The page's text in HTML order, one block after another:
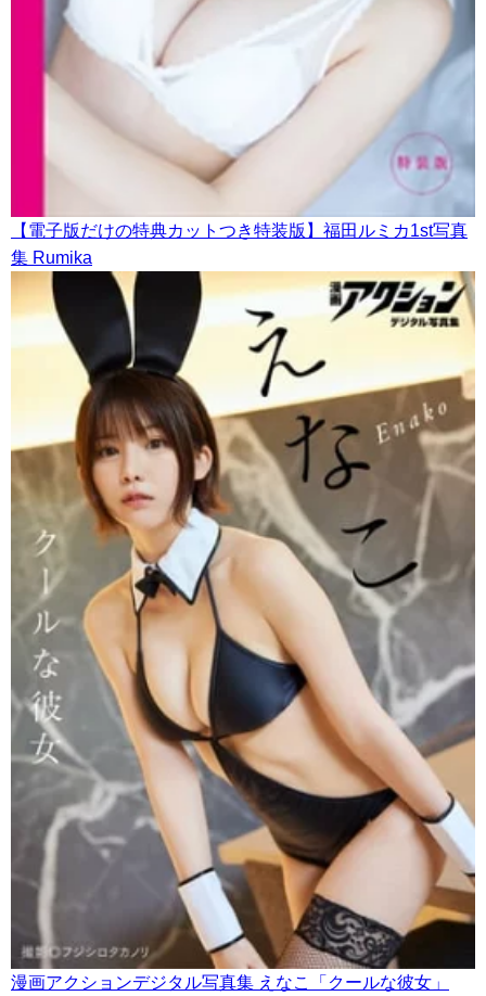
【電子版だけの特典カットつき特装版】福田ルミカ1st写真
集 Rumika
漫画アクションデジタル写真集 えなこ「クールな彼女」